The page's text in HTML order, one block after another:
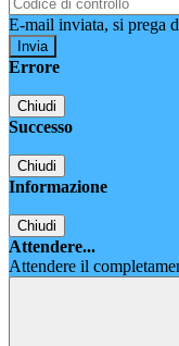
E-mail inviata, si prega
Errore
Chiudi
Successo
Chiudi
Informazione
Chiudi
Attendere...
Attendere il